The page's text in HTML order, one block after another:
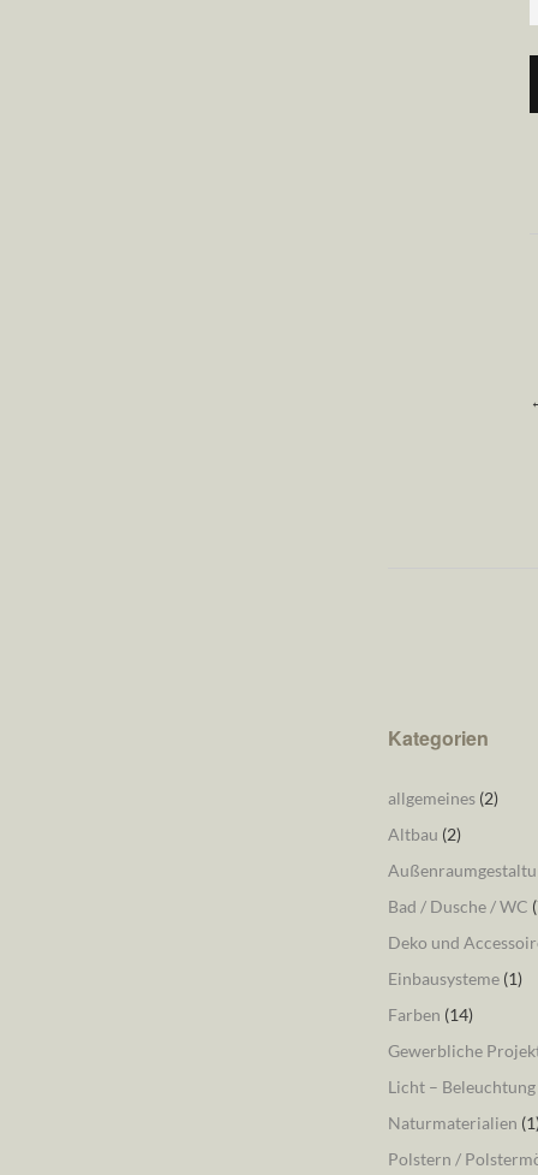
Kategorien
allgemeines(2)
Altbau (2)
Bad / Dusche / WC
Deko und
Einbausysteme(1)
Farben (14)
Gewerbliche
Licht – Beleuchtung
Naturmaterialien
Polstern /